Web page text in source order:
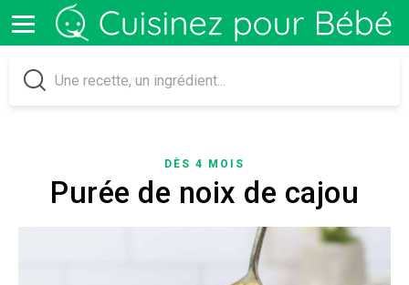
DÈS 4 MOIS
Purée de noix de cajou